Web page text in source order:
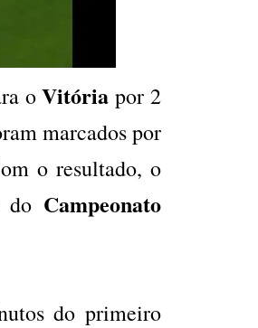
oVitóriapor 2
marcados por
o resultado, o
do Campeonato
do primeiro